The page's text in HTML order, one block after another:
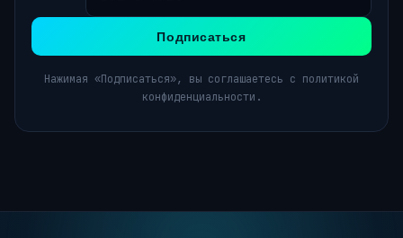
Подписаться
Нажимая «Подписаться», вы соглашаетесь с политикой
конфиденциальности.